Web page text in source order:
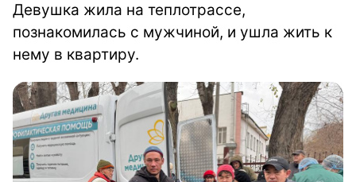
Девушка жила на теплотрассе,
познакомилась с мужчиной, и ушла жить к
нему в квартиру.